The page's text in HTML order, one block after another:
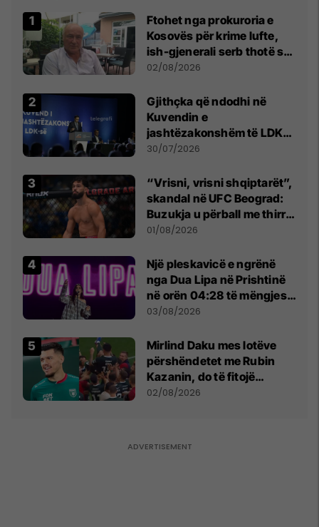
Ftohet nga prokuroria e
Kosovës për krime lufte,
ish-gjenerali serb thotë se
dikush e tradhtoi në
02/08/2026
Gjithçka që ndodhi në
Kuvendin e
jashtëzakonshëm të LDK-
së
30/07/2026
“Vrisni, vrisni shqiptarët”,
skandal në UFC Beograd:
Buzukja u përball me thirrje
anti-shqiptare nga
01/08/2026
Një pleskavicë e ngrënë
nga Dua Lipa në Prishtinë
në orën 04:28 të mëngjesit
- dhe bota digjitale serbe
03/08/2026
Mirlind Daku mes lotëve
përshëndetet me Rubin
Kazanin, do të fitojë
miliona te Spartak Moska
02/08/2026